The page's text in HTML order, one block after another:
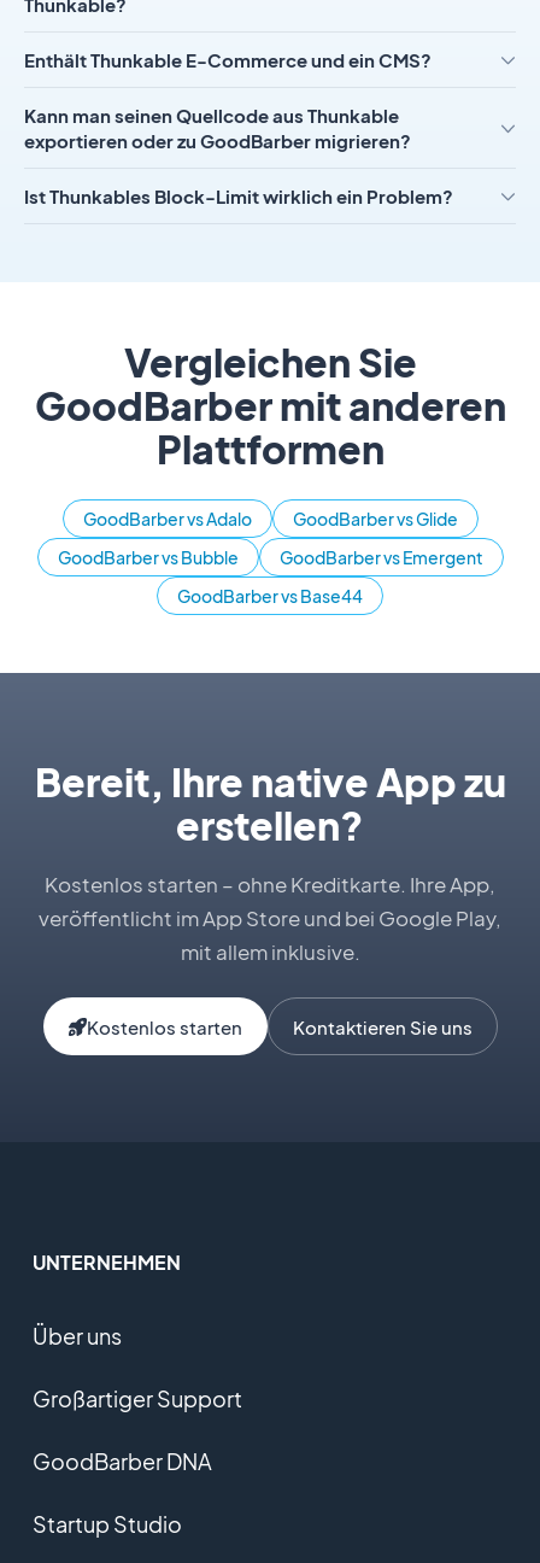
Enthält Thunkable E-Commerce und ein CMS?
Kann man seinen Quellcode aus Thunkable
exportieren oder zu GoodBarber migrieren?
Ist Thunkables Block-Limit wirklich ein Problem?
Vergleichen Sie
GoodBarber mit anderen
Plattformen
GoodBarber vs Adalo
GoodBarber vs Glide
GoodBarber vs Bubble
GoodBarber vs Emergent
GoodBarber vs Base44
Bereit, Ihre native App zu
erstellen?
Kostenlos starten – ohne Kreditkarte. Ihre App,
veröffentlicht im App Store und bei Google Play,
mit allem inklusive.
Kostenlos starten Kontaktieren Sie uns
UNTERNEHMEN
Über uns
Großartiger Support
GoodBarber DNA
Startup Studio